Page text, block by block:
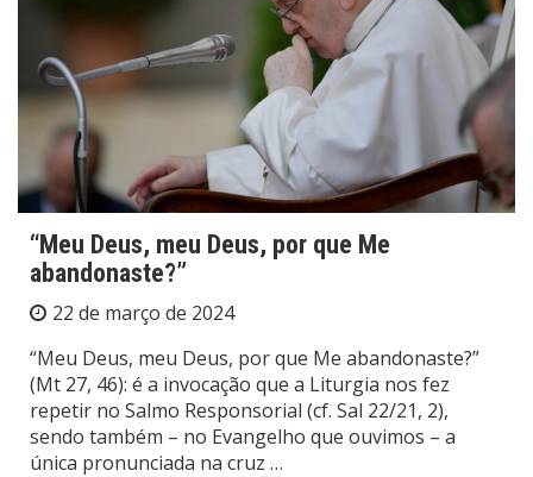
“Meu Deus, meu Deus, por que Me
abandonaste?”
22 de março de 2024
“Meu Deus, meu Deus, por que Me abandonaste?”
(Mt 27, 46): é a invocação que a Liturgia nos fez
repetir no Salmo Responsorial (cf. Sal 22/21, 2),
sendo também – no Evangelho que ouvimos – a
única pronunciada na cruz …